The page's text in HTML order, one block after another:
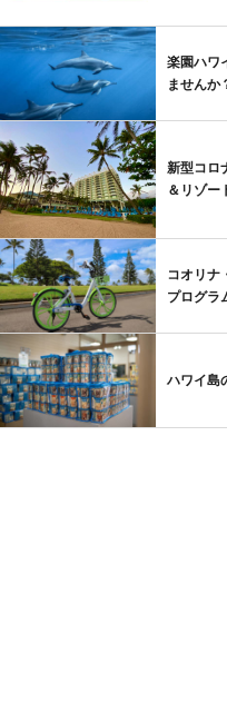
楽園ハワ
ませんか
新型コロ
＆リゾ
コオリナ
プログラ
ハワイ島